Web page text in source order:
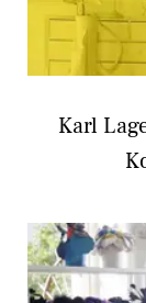
Karl